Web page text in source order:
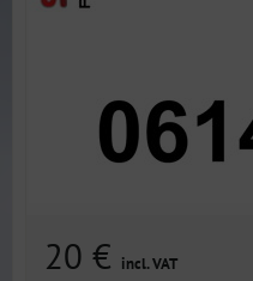
20 € incl. VAT